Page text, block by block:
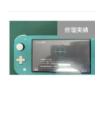
修理実績